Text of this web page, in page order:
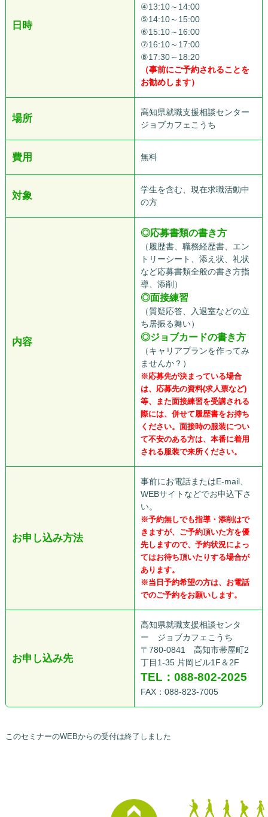
日時
④13:10～14:00
⑤14:10～15:00
⑥15:10～16:00
⑦16:10～17:00
⑧17:30～18:20
（事前にご予約されることを
お勧めします）
場所
高知県就職支援相談センター
ジョブカフェこうち
費用 無料
対象
学生を含む、現在求職活動中
の方
内容
◎応募書類の書き方
（履歴書、職務経歴書、エン
トリーシート、添え状、礼状
など応募書類全般の書き方指
導、添削）
◎面接練習
（質疑応答、入退室などの立
ち居振る舞い）
◎ジョブカードの書き方
（キャリアプランを作ってみ
ませんか？）
※応募先が決まっている場合
は、応募先の資料(求人票など)
等、また面接練習を受講される
際には、併せて履歴書をお持ち
ください。面接時の服装につい
て不安のある方は、本番に着用
される服装で来所ください。
お申し込み方法
事前にお電話またはE-mail、
WEBサイトなどでお申込下さ
い。
※予約無しでも指導・添削はで
きますが、ご予約頂いた方を優
先しますので、予約状況によっ
てはお待ち頂いたりする場合が
あります。
※当日予約希望の方は、お電話
でのご予約をお願いします。
お申し込み先
高知県就職支援相談センタ
ー ジョブカフェこうち
〒780-0841 高知市帯屋町2
丁目1-35 片岡ビル1F＆2F
TEL：088-802-2025
FAX：088-823-7005
このセミナーのWEBからの受付は終了しました